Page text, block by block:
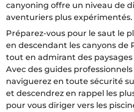
canyoning offre un niveau de
aventuriers plus expérimentés.
Préparez-vous pour le saut le
en descendant les canyons de
tout en admirant des
Avec des guides professionnels
naviguerez en toute sécurité
et descendrez en rappel les
pour vous diriger vers les